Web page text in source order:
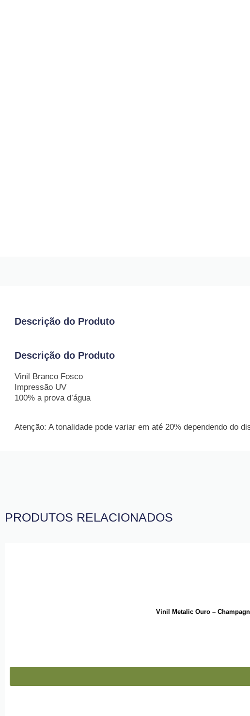
Descrição do Produto
Descrição do Produto
Vinil Branco Fosco
Impressão UV
100% a prova d’água
Atenção: A tonalidade pode variar em até 20% dependendo do
PRODUTOS RELACIONADOS
Vinil Metalic Ouro –